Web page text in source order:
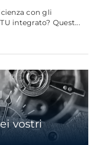
con gli
integrato? Quest...
vostri